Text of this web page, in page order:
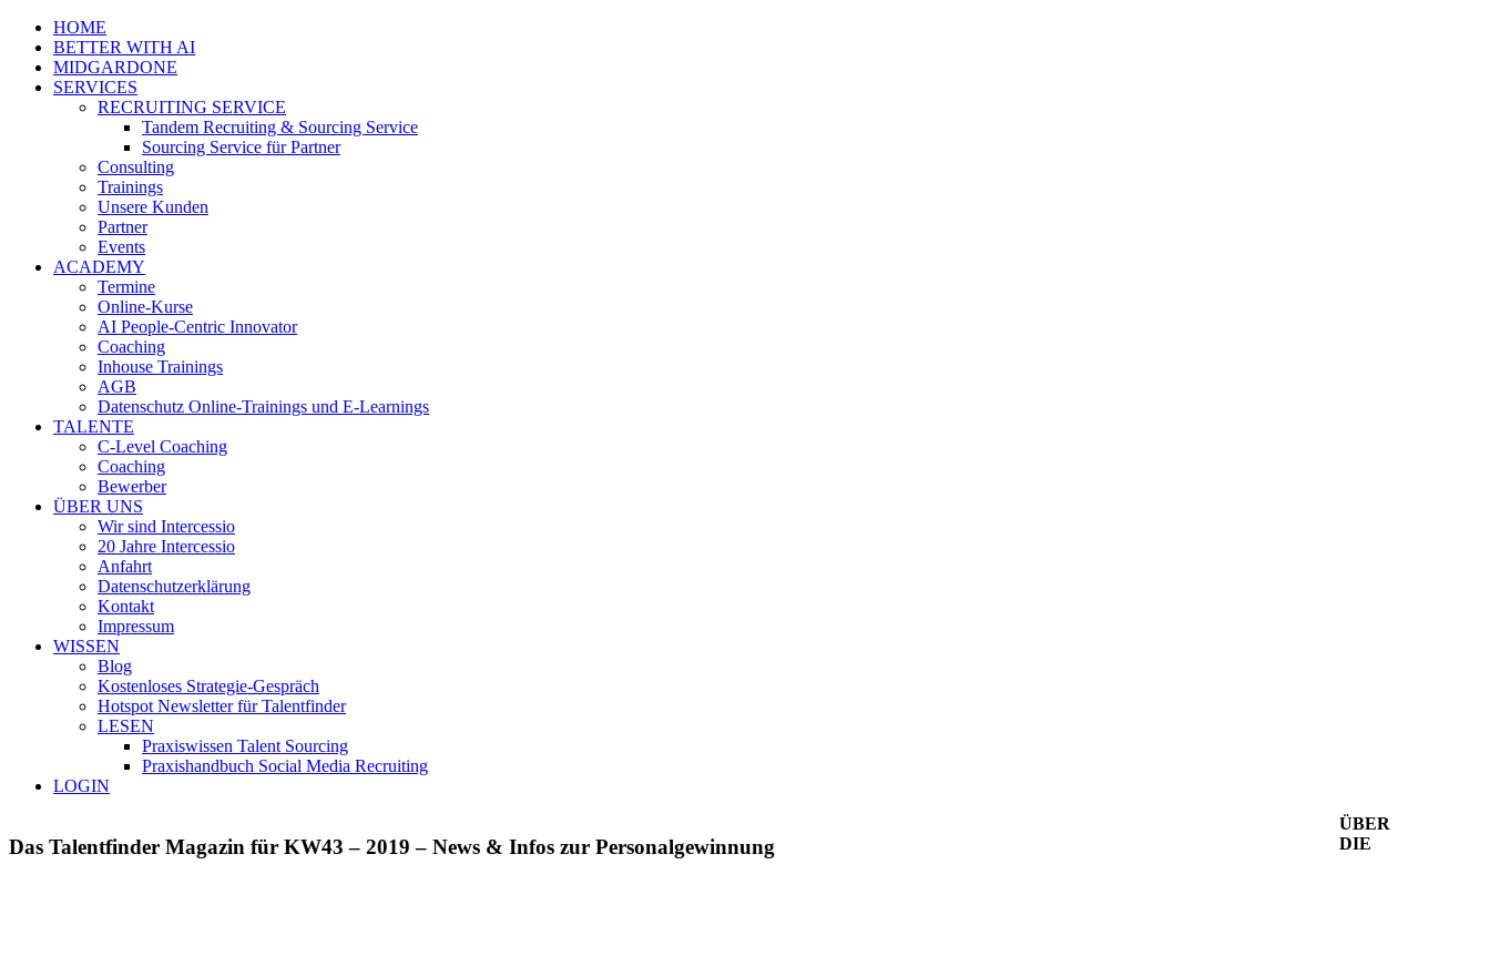
HOME
BETTER WITH AI
MIDGARDONE
SERVICES
RECRUITING SERVICE
Tandem Recruiting & Sourcing Service
Sourcing Service für Partner
Consulting
Trainings
Unsere Kunden
Partner
Events
ACADEMY
Termine
Online-Kurse
AI People-Centric Innovator
Coaching
Inhouse Trainings
AGB
Datenschutz Online-Trainings und E-Learnings
TALENTE
C-Level Coaching
Coaching
Bewerber
ÜBER UNS
Wir sind Intercessio
20 Jahre Intercessio
Anfahrt
Datenschutzerklärung
Kontakt
Impressum
WISSEN
Blog
Kostenloses Strategie-Gespräch
Hotspot Newsletter für Talentfinder
LESEN
Praxiswissen Talent Sourcing
Praxishandbuch Social Media Recruiting
LOGIN
Das Talentfinder Magazin für KW43 – 2019 – News & Infos zur Personalgewinnung
ÜBER
DIE